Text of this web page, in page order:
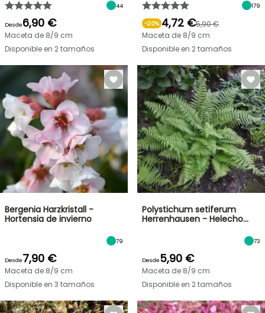
44
Desde6,90 €
Maceta de 8/9 cm
Disponible en 2 tamaños
179
-20% 4,72 €5,90 €
Maceta de 8/9 cm
Disponible en 2 tamaños
Bergenia Harzkristall -
Hortensia de invierno
79
Desde7,90 €
Maceta de 8/9 cm
Disponible en 3 tamaños
Polystichum setiferum
Herrenhausen - Helecho…
73
Desde5,90 €
Maceta de 8/9 cm
Disponible en 2 tamaños